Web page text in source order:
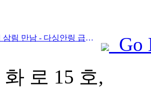
Prev:'후룬부이 삼림 만남 - 다싱안링 급행열차 - 별빛 열차 - 천이 여행' 관광열차가 첫 운행을 시작합니다.
Go
로 15 호,